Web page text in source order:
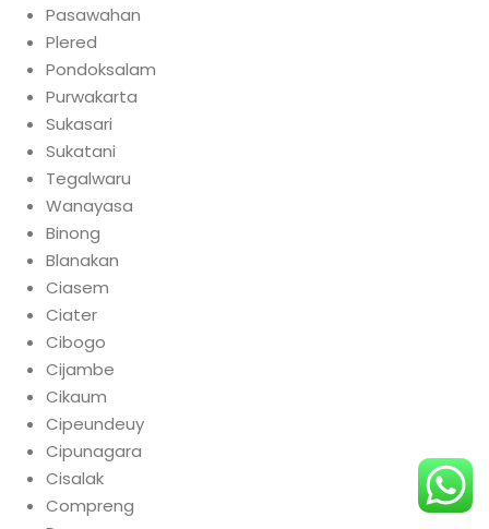
Pasawahan
Plered
Pondoksalam
Purwakarta
Sukasari
Sukatani
Tegalwaru
Wanayasa
Binong
Blanakan
Ciasem
Ciater
Cibogo
Cijambe
Cikaum
Cipeundeuy
Cipunagara
Cisalak
Compreng